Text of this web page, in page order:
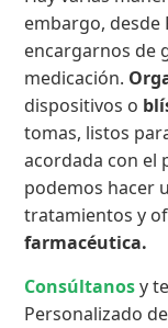
embargo, desde
encargarnos de
medicación.
dispositivos o
tomas, listos
acordada con el
podemos hacer
tratamientos y
farmacéutica.
Consúltanosy
Personalizado